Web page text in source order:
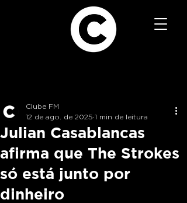
Julian Casablancas
afirma que The Strokes
só está junto por
dinheiro
Clube FM
12 de ago. de 2025 1 min de leitura